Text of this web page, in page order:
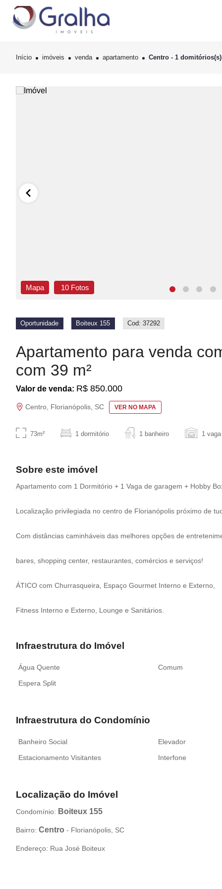
Início imóveis venda apartamento Centro - 1 domitórios(s)
Mapa 10 Fotos
Oportunidade Boiteux 155 Cod: 37292
Apartamento para venda
com 39 m²
Valor de venda: R$ 850.000
Centro, Florianópolis, SC VER NO MAPA
73m² 1 dormitório 1 banheiro 1 vaga
Sobre este imóvel
Apartamento com 1 Dormitório + 1 Vaga de garagem + Hobby
Localização privilegiada no centro de Florianópolis próximo de
Com distâncias caminháveis das melhores opções de
bares, shopping center, restaurantes, comércios e serviços!
ÁTICO com Churrasqueira, Espaço Gourmet Interno e Externo,
Fitness Interno e Externo, Lounge e Sanitários.
Infraestrutura do Imóvel
Água Quente
Comum
Espera Split
Infraestrutura do Condomínio
Banheiro Social
Elevador
Estacionamento Visitantes
Interfone
Localização do Imóvel
Condomínio: Boiteux 155
Bairro: Centro - Florianópolis, SC
Endereço: Rua José Boiteux